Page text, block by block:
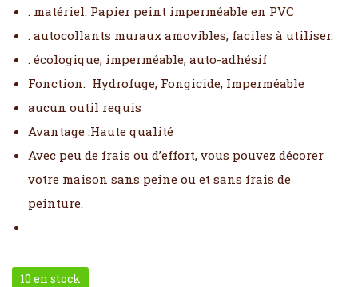
. matériel: Papier peint imperméable en PVC
. autocollants muraux amovibles, faciles à utiliser.
. écologique, imperméable, auto-adhésif
Fonction: Hydrofuge, Fongicide, Imperméable
aucun outil requis
Avantage :Haute qualité
Avec peu de frais ou d’effort, vous pouvez décorer
votre maison sans peine ou et sans frais de
peinture.
10 en stock